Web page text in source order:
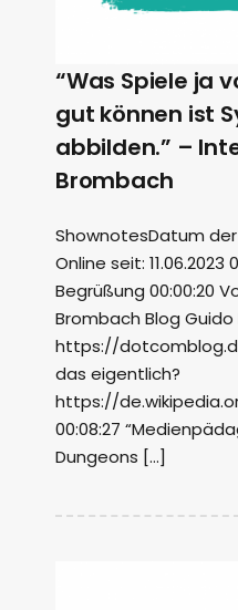
“Was Spiele ja
gut können ist
abbilden.” –
Brombach
ShownotesDatum der
Online seit: 11.06.2023
Begrüßung 00:00:20
Brombach Blog
https://
das eigentlich?
https://
00:08:27
Dungeons […]